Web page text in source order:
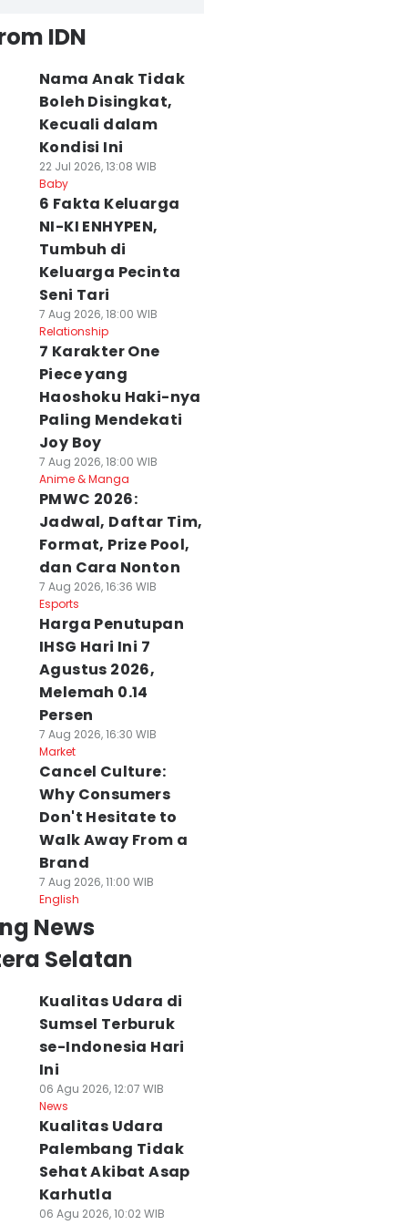
IDN
Nama Anak Tidak
Boleh Disingkat,
Kecuali dalam
Kondisi Ini
22 Jul 2026, 13:08 WIB
Baby
6 Fakta Keluarga
NI-KI ENHYPEN,
Tumbuh di
Keluarga Pecinta
Seni Tari
7 Aug 2026, 18:00 WIB
Relationship
7 Karakter One
Piece yang
Haoshoku Haki-nya
Paling Mendekati
Joy Boy
7 Aug 2026, 18:00 WIB
Anime & Manga
PMWC 2026:
Jadwal, Daftar Tim,
Format, Prize Pool,
dan Cara Nonton
7 Aug 2026, 16:36 WIB
Esports
Harga Penutupan
IHSG Hari Ini 7
Agustus 2026,
Melemah 0.14
Persen
7 Aug 2026, 16:30 WIB
Market
Cancel Culture:
Why Consumers
Don't Hesitate to
Walk Away From a
Brand
7 Aug 2026, 11:00 WIB
English
News
Selatan
Kualitas Udara di
Sumsel Terburuk
se-Indonesia Hari
Ini
06 Agu 2026, 12:07 WIB
News
Kualitas Udara
Palembang Tidak
Sehat Akibat Asap
Karhutla
06 Agu 2026, 10:02 WIB